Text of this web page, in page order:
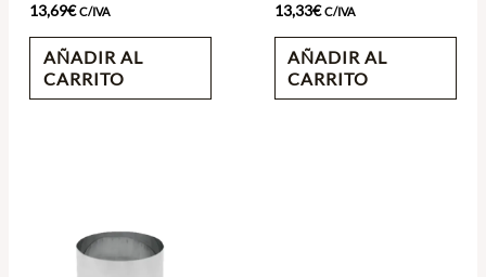
13,69€ C/IVA
AÑADIR AL
CARRITO
13,33€ C/IVA
AÑADIR AL
CARRITO